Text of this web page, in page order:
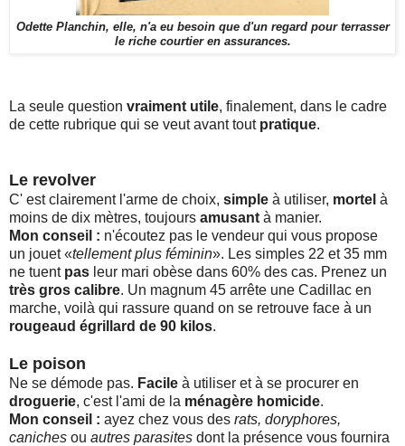
Odette Planchin, elle, n'a eu besoin que d'un regard pour terrasser
le riche courtier en assurances.
La seule question vraiment utile, finalement, dans le cadre
de cette rubrique qui se veut avant tout pratique.
Le revolver
C' est clairement l'arme de choix, simple à utiliser, mortel à
moins de dix mètres, toujours amusant à manier.
Mon conseil : n'écoutez pas le vendeur qui vous propose
un jouet «tellement plus féminin». Les simples 22 et 35 mm
ne tuent pas leur mari obèse dans 60% des cas. Prenez un
très gros calibre. Un magnum 45 arrête une Cadillac en
marche, voilà qui rassure quand on se retrouve face à un
rougeaud égrillard de 90 kilos.
Le poison
Ne se démode pas. Facile à utiliser et à se procurer en
droguerie, c'est l'ami de la ménagère homicide.
Mon conseil : ayez chez vous des rats, doryphores,
caniches ou autres parasites dont la présence vous fournira